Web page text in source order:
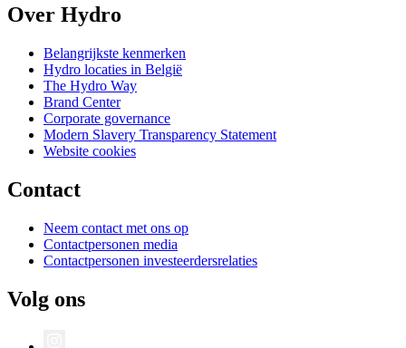
Over Hydro
Belangrijkste kenmerken
Hydro locaties in België
The Hydro Way
Brand Center
Corporate governance
Modern Slavery Transparency Statement
Website cookies
Contact
Neem contact met ons op
Contactpersonen media
Contactpersonen investeerdersrelaties
Volg ons